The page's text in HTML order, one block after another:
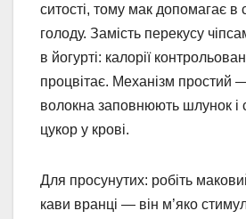
ситості, тому мак допомагає в
голоду. Замість перекусу
в йогурті: калорії
процвітає. Механізм простий
волокна заповнюють шлунок і
цукор у крові.
Для просунутих: робіть
кави вранці — він м’яко